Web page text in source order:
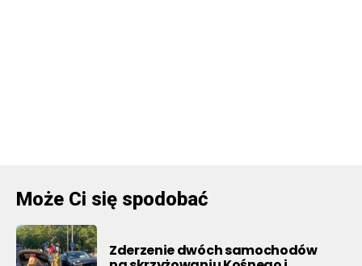
Może Ci się spodobać
Zderzenie dwóch samochodów